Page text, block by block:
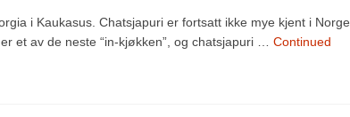
i Kaukasus. Chatsjapuri er fortsatt ikke mye kjent i Norge
et av de neste “in-kjøkken”, og chatsjapuri … Continued